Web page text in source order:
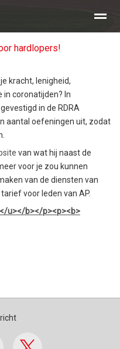
hardlopen
E-mail
hardlopers!
kracht, lenigheid,
coronatijden? In
in de RDRA
aantal oefeningen uit, zodat
van wat hij naast de
voor je zou kunnen
van de diensten van
voor leden van AP.
u></b></p><p><b>